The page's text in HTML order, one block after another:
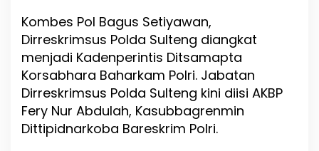
n
g
i
m
u
a
s
Kombes Pol Bagus Setiyawan,
Dirreskrimsus Polda Sulteng diangkat
menjadi Kadenperintis Ditsamapta
Korsabhara Baharkam Polri. Jabatan
Dirreskrimsus Polda Sulteng kini diisi AKBP
Fery Nur Abdulah, Kasubbagrenmin
Dittipidnarkoba Bareskrim Polri.